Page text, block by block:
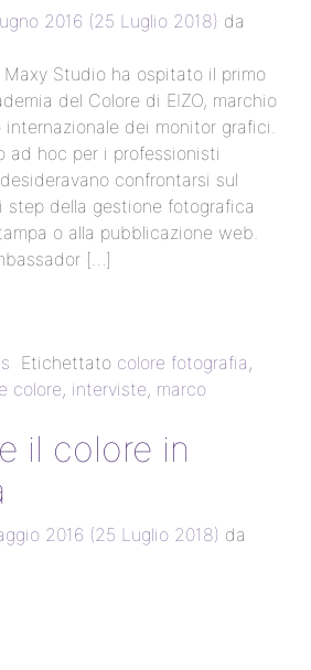
2016 (25 Luglio 2018) da
Studio ha ospitato il primo
del Colore di EIZO, marchio
internazionale dei monitor grafici.
ad hoc per i professionisti
confrontarsi sul
della gestione fotografica
o alla pubblicazione web.
[…]
Etichettato colore fotografia ,
colore, interviste, marco
il colore in
2016 (25 Luglio 2018) da